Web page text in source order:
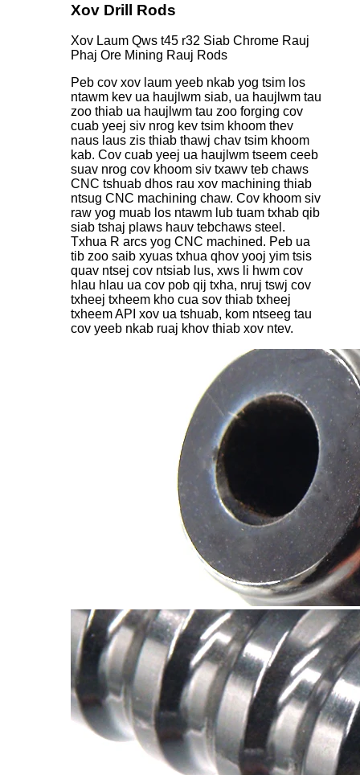
Xov Drill Rods
Xov Laum Qws t45 r32 Siab Chrome Rauj
Phaj Ore Mining Rauj Rods
Peb cov xov laum yeeb nkab yog tsim los
ntawm kev ua haujlwm siab, ua haujlwm tau
zoo thiab ua haujlwm tau zoo forging cov
cuab yeej siv nrog kev tsim khoom thev
naus laus zis thiab thawj chav tsim khoom
kab. Cov cuab yeej ua haujlwm tseem ceeb
suav nrog cov khoom siv txawv teb chaws
CNC tshuab dhos rau xov machining thiab
ntsug CNC machining chaw. Cov khoom siv
raw yog muab los ntawm lub tuam txhab qib
siab tshaj plaws hauv tebchaws steel.
Txhua R arcs yog CNC machined. Peb ua
tib zoo saib xyuas txhua qhov yooj yim tsis
quav ntsej cov ntsiab lus, xws li hwm cov
hlau hlau ua cov pob qij txha, nruj tswj cov
txheej txheem kho cua sov thiab txheej
txheem API xov ua tshuab, kom ntseeg tau
cov yeeb nkab ruaj khov thiab xov ntev.